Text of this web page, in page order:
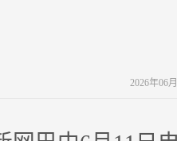
2026年06